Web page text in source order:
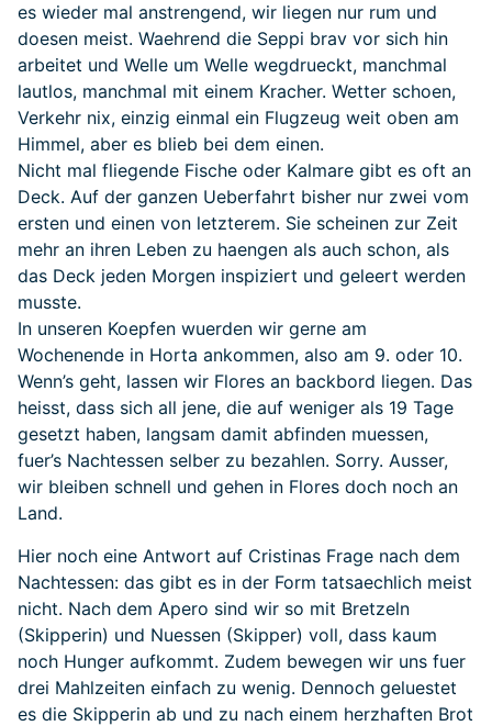
es wieder mal anstrengend, wir liegen nur rum und
doesen meist. Waehrend die Seppi brav vor sich hin
arbeitet und Welle um Welle wegdrueckt, manchmal
lautlos, manchmal mit einem Kracher. Wetter schoen,
Verkehr nix, einzig einmal ein Flugzeug weit oben am
Himmel, aber es blieb bei dem einen.
Nicht mal fliegende Fische oder Kalmare gibt es oft an
Deck. Auf der ganzen Ueberfahrt bisher nur zwei vom
ersten und einen von letzterem. Sie scheinen zur Zeit
mehr an ihren Leben zu haengen als auch schon, als
das Deck jeden Morgen inspiziert und geleert werden
musste.
In unseren Koepfen wuerden wir gerne am
Wochenende in Horta ankommen, also am 9. oder 10.
Wenn’s geht, lassen wir Flores an backbord liegen. Das
heisst, dass sich all jene, die auf weniger als 19 Tage
gesetzt haben, langsam damit abfinden muessen,
fuer’s Nachtessen selber zu bezahlen. Sorry. Ausser,
wir bleiben schnell und gehen in Flores doch noch an
Land.
Hier noch eine Antwort auf Cristinas Frage nach dem
Nachtessen: das gibt es in der Form tatsaechlich meist
nicht. Nach dem Apero sind wir so mit Bretzeln
(Skipperin) und Nuessen (Skipper) voll, dass kaum
noch Hunger aufkommt. Zudem bewegen wir uns fuer
drei Mahlzeiten einfach zu wenig. Dennoch geluestet
es die Skipperin ab und zu nach einem herzhaften Brot